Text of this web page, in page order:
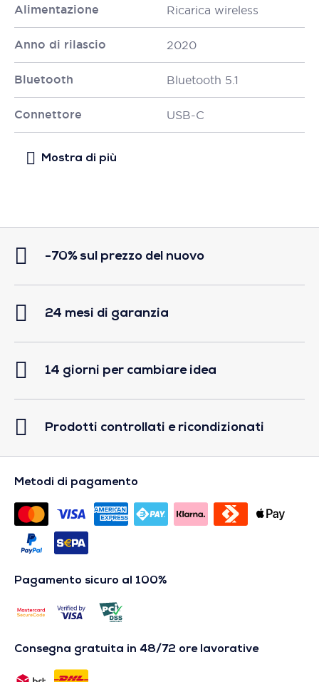
Alimentazione Ricarica wireless
Anno di rilascio 2020
Bluetooth Bluetooth 5.1
Connettore USB-C
-70% sul prezzo del nuovo
24 mesi di garanzia
14 giorni per cambiare idea
Prodotti controllati e ricondizionati
Metodi di pagamento
Pagamento sicuro al 100%
Consegna gratuita in 48/72 ore lavorative